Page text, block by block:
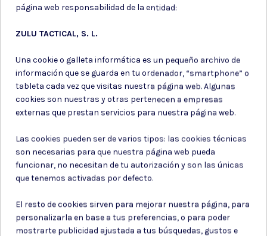
Suscríbete a nuestro boletín
Puede darse de baja en cualquier momento. Para ello, consulte nuestra
información de contacto en el aviso legal.
Consiento el uso de mis datos para los fines indicados en la
Consiento el uso de mis datos personales para recibir publicidad
de su entidad.
página web responsabilidad de la entidad:
ZULU TACTICAL, S. L.
Una cookie o galleta informática es un pequeño archivo de
información que se guarda en tu ordenador, “smartphone” o
tableta cada vez que visitas nuestra página web. Algunas
cookies son nuestras y otras pertenecen a empresas
externas que prestan servicios para nuestra página web.
Las cookies pueden ser de varios tipos: las cookies técnicas
son necesarias para que nuestra página web pueda
funcionar, no necesitan de tu autorización y son las únicas
que tenemos activadas por defecto.
El resto de cookies sirven para mejorar nuestra página, para
personalizarla en base a tus preferencias, o para poder
mostrarte publicidad ajustada a tus búsquedas, gustos e